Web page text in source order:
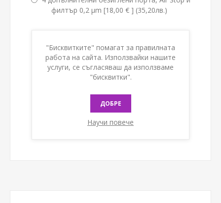
филтър 0,2 µm [18,00 € ] (35,20лв.)
КУПИ
"Бисквитките" помагат за правилната
работа на сайта. Използвайки нашите
услуги, се съгласяваш да използваме
"бисквитки".
ДОБРЕ
Научи повече